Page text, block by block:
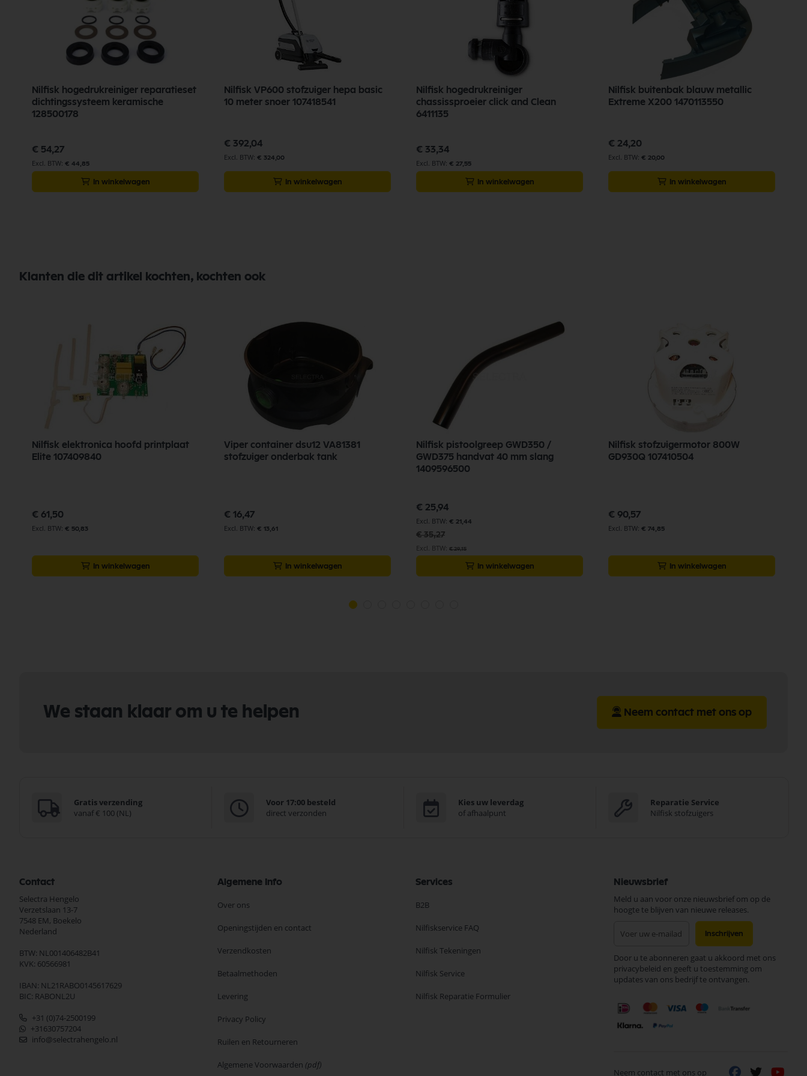
Nilfisk hogedrukreiniger reparatieset
dichtingssysteem keramische
128500178
€ 54,27
€ 44,85
In winkelwagen
Nilfisk VP600 stofzuiger hepa basic
10 meter snoer 107418541
€ 392,04
€ 324,00
In winkelwagen
Nilfisk hogedrukreiniger
chassissproeier click and Clean
6411135
€ 33,34
€ 27,55
In winkelwagen
Nilfisk buitenbak blauw metallic
Extreme X200 1470113550
€ 24,20
€ 20,00
In winkelwagen
Klanten die dit artikel kochten, kochten ook
Nilfisk elektronica hoofd printplaat
Elite 107409840
€ 61,50
€ 50,83
In winkelwagen
Viper container dsu12 VA81381
stofzuiger onderbak tank
€ 16,47
€ 13,61
In winkelwagen
Nilfisk pistoolgreep GWD350 /
GWD375 handvat 40 mm slang
1409596500
Speciale
prijs
€ 25,94
€ 21,44
€ 35,27
€ 29,15
In winkelwagen
Nilfisk stofzuigermotor 800W
GD930Q 107410504
€ 90,57
€ 74,85
In winkelwagen
We staan klaar om u te helpen Neem contact met ons op
Gratis verzending
vanaf € 100 (NL)
Voor 17:00 besteld
direct verzonden
Kies uw leverdag
of afhaalpunt
Reparatie Service
Nilfisk stofzuigers
Contact
Selectra Hengelo
Verzetslaan 13-7
7548 EM, Boekelo
Nederland
BTW: NL001406482B41
KVK: 60566981
IBAN: NL21RABO0145617629
BIC: RABONL2U
+31 (0)74-2500199
+31630757204
info@selectrahengelo.nl
Algemene Info
Over ons
Openingstijden en contact
Verzendkosten
Betaalmethoden
Levering
Privacy Policy
Ruilen en Retourneren
Algemene Voorwaarden (pdf)
Services
B2B
Nilfiskservice FAQ
Nilfisk Tekeningen
Nilfisk Service
Nilfisk Reparatie Formulier
Nieuwsbrief
Meld u aan voor onze nieuwsbrief om op de
hoogte te blijven van nieuwe releases.
onze
nieuwsbrief
Inschrijven
Door u te abonneren gaat u akkoord met ons
privacybeleid en geeft u toestemming om
updates van ons bedrijf te ontvangen.
Neem contact met ons op